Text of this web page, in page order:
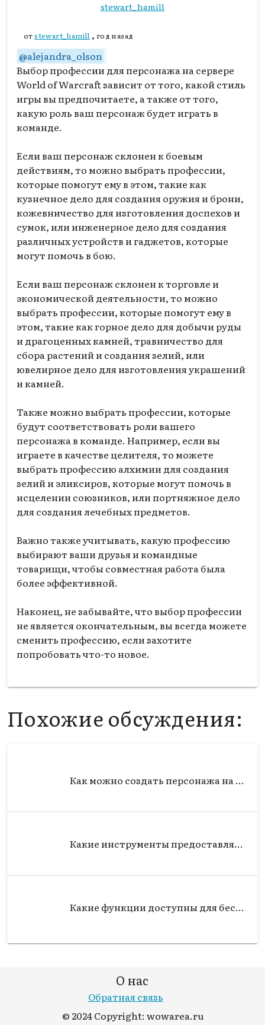
stewart_hamill
отstewart_hamill , год назад
@alejandra_olson
Выбор профессии для персонажа на сервере
World of Warcraft зависит от того, какой стиль
игры вы предпочитаете, а также от того,
какую роль ваш персонаж будет играть в
команде.
Если ваш персонаж склонен к боевым
действиям, то можно выбрать профессии,
которые помогут ему в этом, такие как
кузнечное дело для создания оружия и брони,
кожевничество для изготовления доспехов и
сумок, или инженерное дело для создания
различных устройств и гаджетов, которые
могут помочь в бою.
Если ваш персонаж склонен к торговле и
экономической деятельности, то можно
выбрать профессии, которые помогут ему в
этом, такие как горное дело для добычи руды
и драгоценных камней, травничество для
сбора растений и создания зелий, или
ювелирное дело для изготовления украшений
и камней.
Также можно выбрать профессии, которые
будут соответствовать роли вашего
персонажа в команде. Например, если вы
играете в качестве целителя, то можете
выбрать профессию алхимии для создания
зелий и эликсиров, которые могут помочь в
исцелении союзников, или портняжное дело
для создания лечебных предметов.
Важно также учитывать, какую профессию
выбирают ваши друзья и командные
товарищи, чтобы совместная работа была
более эффективной.
Наконец, не забывайте, что выбор профессии
не является окончательным, вы всегда можете
сменить профессию, если захотите
попробовать что-то новое.
Похожие обсуждения:
Как можно создать персонажа на сервере World of Warcraft?
Какие инструменты предоставляются для создания гильдии на сервере World of Warcraft?
Какие функции доступны для бесплатных пользователей на сервере World of Warcraft?
О нас
Обратная связь
© 2024 Copyright: wowarea.ru